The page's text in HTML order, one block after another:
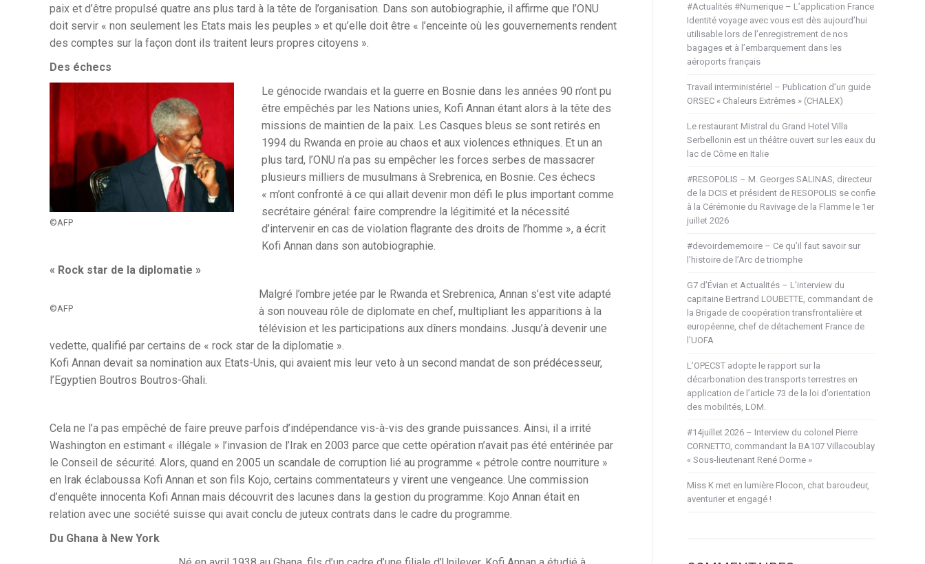
paix et d’être propulsé quatre ans plus tard à la tête de l’organisation. Dans son autobiographie, il affirme que l’ONU
doit servir « non seulement les Etats mais les peuples » et qu’elle doit être « l’enceinte où les gouvernements rendent
des comptes sur la façon dont ils traitent leurs propres citoyens ».
Des échecs
©AFP
Le génocide rwandais et la guerre en Bosnie dans les années 90 n’ont pu
être empêchés par les Nations unies, Kofi Annan étant alors à la tête des
missions de maintien de la paix. Les Casques bleus se sont retirés en
1994 du Rwanda en proie au chaos et aux violences ethniques. Et un an
plus tard, l’ONU n’a pas su empêcher les forces serbes de massacrer
plusieurs milliers de musulmans à Srebrenica, en Bosnie. Ces échecs
« m’ont confronté à ce qui allait devenir mon défi le plus important comme
secrétaire général: faire comprendre la légitimité et la nécessité
d’intervenir en cas de violation flagrante des droits de l’homme », a écrit
Kofi Annan dans son autobiographie.
« Rock star de la diplomatie »
©AFP
Malgré l’ombre jetée par le Rwanda et Srebrenica, Annan s’est vite adapté
à son nouveau rôle de diplomate en chef, multipliant les apparitions à la
télévision et les participations aux dîners mondains. Jusqu’à devenir une
vedette, qualifié par certains de « rock star de la diplomatie ».
Kofi Annan devait sa nomination aux Etats-Unis, qui avaient mis leur veto à un second mandat de son prédécesseur,
l’Egyptien Boutros Boutros-Ghali.
Cela ne l’a pas empêché de faire preuve parfois d’indépendance vis-à-vis des grande puissances. Ainsi, il a irrité
Washington en estimant « illégale » l’invasion de l’Irak en 2003 parce que cette opération n’avait pas été entérinée par
le Conseil de sécurité. Alors, quand en 2005 un scandale de corruption lié au programme « pétrole contre nourriture »
en Irak éclaboussa Kofi Annan et son fils Kojo, certains commentateurs y virent une vengeance. Une commission
d’enquête innocenta Kofi Annan mais découvrit des lacunes dans la gestion du programme: Kojo Annan était en
relation avec une société suisse qui avait conclu de juteux contrats dans le cadre du programme.
Du Ghana à New York
#Actualités #Numerique – L’application France
Identité voyage avec vous est dès aujourd’hui
utilisable lors de l’enregistrement de nos
bagages et à l’embarquement dans les
aéroports français
Travail interministériel – Publication d’un guide
ORSEC « Chaleurs Extrêmes » (CHALEX)
Le restaurant Mistral du Grand Hotel Villa
Serbellonin est un théâtre ouvert sur les eaux du
lac de Côme en Italie
#RESOPOLIS – M. Georges SALINAS, directeur
de la DCIS et président de RESOPOLIS se confie
à la Cérémonie du Ravivage de la Flamme le 1er
juillet 2026
#devoirdememoire – Ce qu’il faut savoir sur
l’histoire de l’Arc de triomphe
G7 d’Évian et Actualités – L’interview du
capitaine Bertrand LOUBETTE, commandant de
la Brigade de coopération transfrontalière et
européenne, chef de détachement France de
l’UOFA
L’OPECST adopte le rapport sur la
décarbonation des transports terrestres en
application de l’article 73 de la loi d’orientation
des mobilités, LOM.
#14juillet 2026 – Interview du colonel Pierre
CORNETTO, commandant la BA107 Villacoublay
« Sous-lieutenant René Dorme »
Miss K met en lumière Flocon, chat baroudeur,
aventurier et engagé !